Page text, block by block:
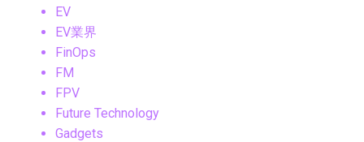
EV
EV業界
FinOps
FM
FPV
Future Technology
Gadgets